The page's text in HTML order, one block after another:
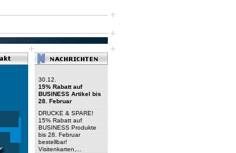
30.12.
15% Rabatt auf
BUSINESS Artikel bis
28. Februar
DRUCKE & SPARE!
15% Rabatt auf
BUSINESS Produkte
bis 28. Februar
bestellbar!
Visitenkarten,...